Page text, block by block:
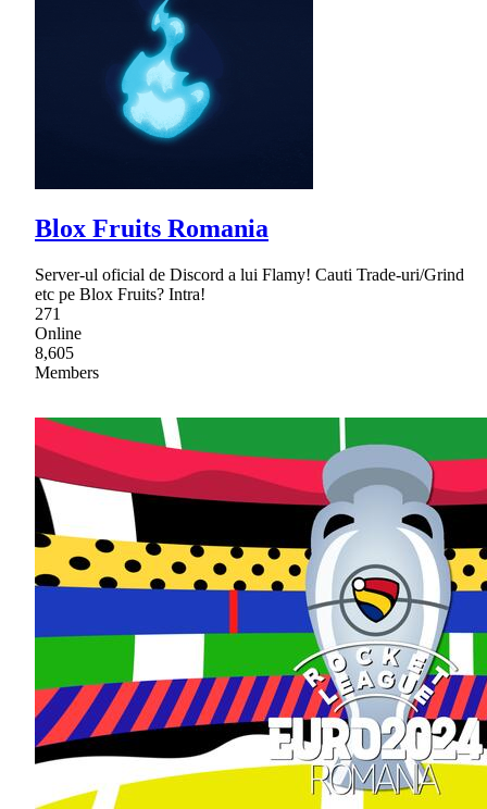
Blox Fruits Romania
Server-ul oficial de Discord a lui Flamy! Cauti Trade-uri/Grind
etc pe Blox Fruits? Intra!
271
Online
8,605
Members